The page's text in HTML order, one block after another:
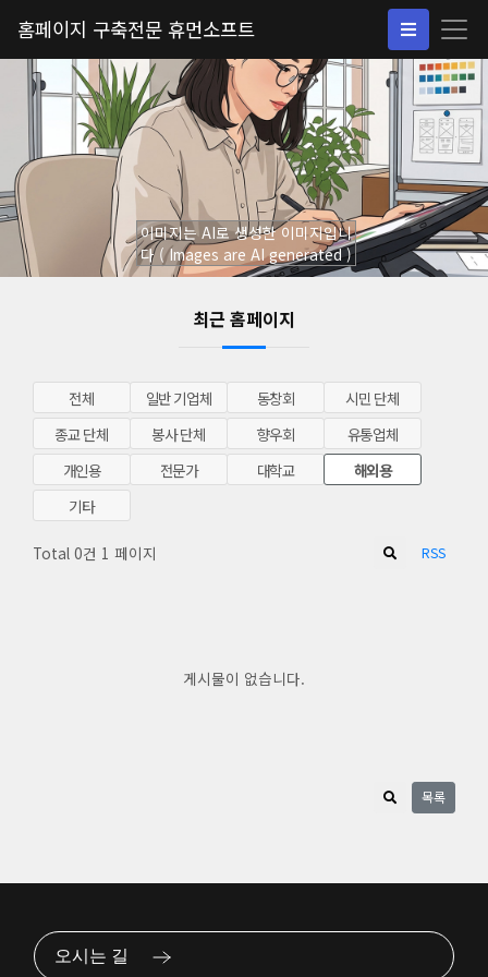
홈페이지 구축전문 휴먼소프트
이미지는 AI로 생성한 이미지입니
다 ( Images are AI generated )
최근 홈페이지
전체 일반 기업체 동창회
시민 단체
종교 단체
봉사 단체 향우회
유통업체
개인용
전문가 대학교
해외용
기타
Total 0건 1 페이지 RSS
게시물이 없습니다.
목록
오시는 길